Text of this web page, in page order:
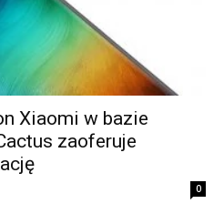
Xiaomi w bazie
zaoferuje
0